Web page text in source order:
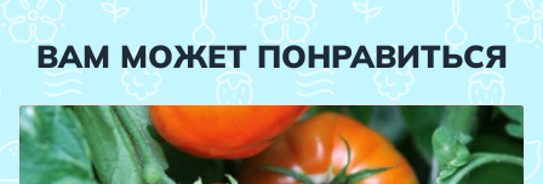
ВАМ МОЖЕТ ПОНРАВИТЬСЯ